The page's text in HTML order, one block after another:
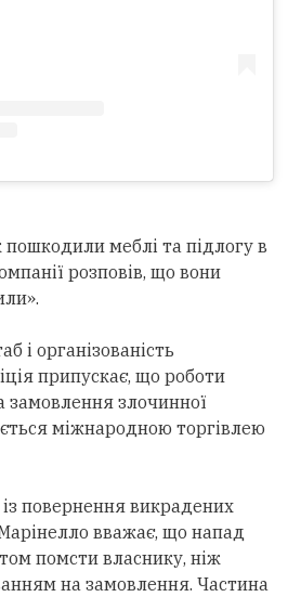
меблі та підлогу в
розповів, що вони
і організованість
припускає, що роботи
замовлення злочинної
міжнародною торгівлею
повернення викрадених
вважає, що напад
помсти власнику, ніж
на замовлення. Частина